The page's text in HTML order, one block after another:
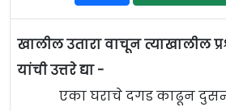
खालील उतारा वाचून त्याखालील
यांची उत्तरे द्या -
एका घराचे दगड काढून